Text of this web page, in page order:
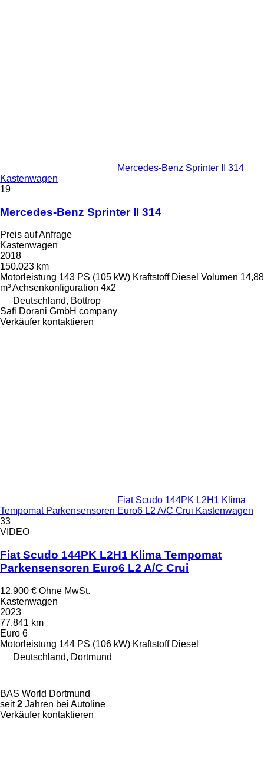
Mercedes-Benz Sprinter II 314
Kastenwagen
19
Mercedes-Benz Sprinter II 314
Preis auf Anfrage
Kastenwagen
2018
150.023 km
Motorleistung 143 PS (105 kW) Kraftstoff Diesel Volumen 14,88
m³Achsenkonfiguration 4x2
Deutschland, Bottrop
Safi Dorani GmbH company
Verkäufer kontaktieren
Fiat Scudo 144PK L2H1 Klima
Tempomat Parkensensoren Euro6 L2 A/C Crui Kastenwagen
33
VIDEO
Fiat Scudo 144PK L2H1 Klima Tempomat
Parkensensoren Euro6 L2 A/C Crui
12.900 € Ohne MwSt.
Kastenwagen
2023
77.841 km
Euro 6
Motorleistung 144 PS (106 kW) Kraftstoff Diesel
Deutschland, Dortmund
BAS World Dortmund
seit2 Jahren bei Autoline
Verkäufer kontaktieren